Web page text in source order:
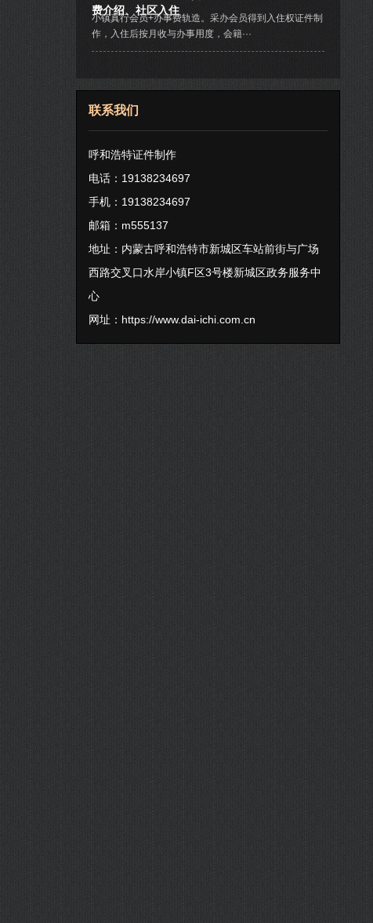
费介绍、社区入住
小镇真行会员+办事费轨造。采办会员得到入住权证件制
作，入住后按月收与办事用度，会籍···
联系我们
呼和浩特证件制作
电话：19138234697
手机：19138234697
邮箱：m555137
地址：内蒙古呼和浩特市新城区车站前街与广场
西路交叉口水岸小镇F区3号楼新城区政务服务中
心
网址： https://www.dai-ichi.com.cn